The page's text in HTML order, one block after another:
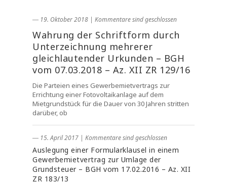
― 19. Oktober 2018 | Kommentare sind geschlossen
Wahrung der Schriftform durch
Unterzeichnung mehrerer
gleichlautender Urkunden – BGH
vom 07.03.2018 – Az. XII ZR 129/16
Die Parteien eines Gewerbemietvertrags zur
Errichtung einer Fotovoltaikanlage auf dem
Mietgrundstück für die Dauer von 30 Jahren stritten
darüber, ob
― 15. April 2017 | Kommentare sind geschlossen
Auslegung einer Formularklausel in einem
Gewerbemietvertrag zur Umlage der
Grundsteuer – BGH vom 17.02.2016 – Az. XII
ZR 183/13